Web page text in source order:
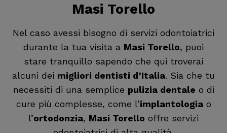
Masi Torello
Nel caso avessi bisogno di servizi odontoiatrici
durante la tua visita a Masi Torello, puoi
stare tranquillo sapendo che qui troverai
alcuni dei migliori dentisti d’Italia. Sia che tu
necessiti di una semplice pulizia dentale o di
cure più complesse, come l’implantologiao
l’ortodonzia, Masi Torello offre servizi